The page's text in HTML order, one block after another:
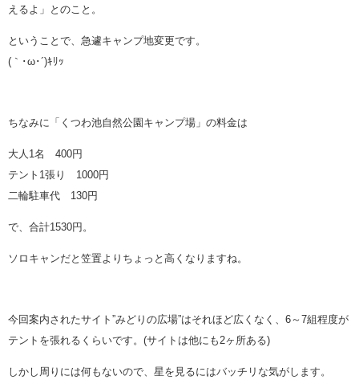
えるよ」とのこと。
ということで、急遽キャンプ地変更です。
(｀･ω･´)ｷﾘｯ
ちなみに「くつわ池自然公園キャンプ場」の料金は
大人1名 400円
テント1張り 1000円
二輪駐車代 130円
で、合計1530円。
ソロキャンだと笠置よりちょっと高くなりますね。
今回案内されたサイト”みどりの広場”はそれほど広くなく、6～7組程度が
テントを張れるくらいです。(サイトは他にも2ヶ所ある)
しかし周りには何もないので、星を見るにはバッチリな気がします。